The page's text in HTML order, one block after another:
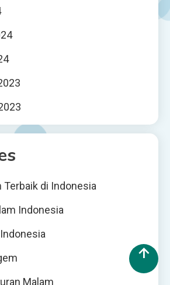
Terbaik di Indonesia
Indonesia
Malam